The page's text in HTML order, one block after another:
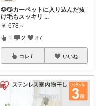
🐶😽カーペットに入り込んだ抜
け毛もスッキリ ...
￥ 678～
1 2 87
コレ いいね